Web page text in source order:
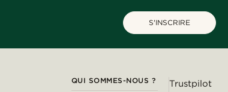
S'INSCRIRE
QUI SOMMES-NOUS ? Trustpilot